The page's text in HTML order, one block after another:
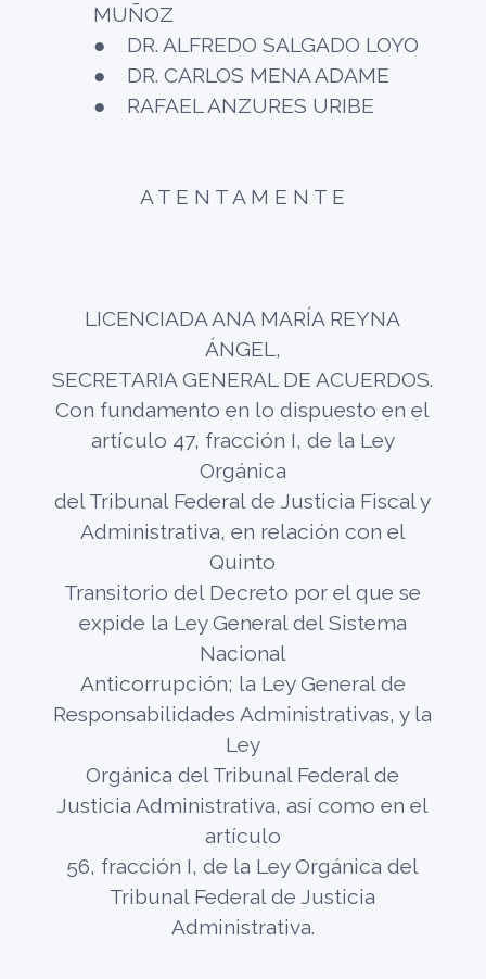
MUÑOZ
● DR. ALFREDO SALGADO LOYO
● DR. CARLOS MENA ADAME
● RAFAEL ANZURES URIBE
A T E N T A M E N T E
LICENCIADA ANA MARÍA REYNA
ÁNGEL,
SECRETARIA GENERAL DE ACUERDOS.
Con fundamento en lo dispuesto en el
artículo 47, fracción I, de la Ley
Orgánica
del Tribunal Federal de Justicia Fiscal y
Administrativa, en relación con el
Quinto
Transitorio del Decreto por el que se
expide la Ley General del Sistema
Nacional
Anticorrupción; la Ley General de
Responsabilidades Administrativas, y la
Ley
Orgánica del Tribunal Federal de
Justicia Administrativa, así como en el
artículo
56, fracción I, de la Ley Orgánica del
Tribunal Federal de Justicia
Administrativa.